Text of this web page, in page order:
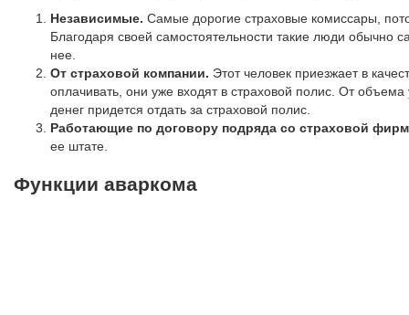
Независимые. Самые дорогие страховые комиссары,
Благодаря своей самостоятельности такие люди обычно
нее.
От страховой компании. Этот человек приезжает в
оплачивать, они уже входят в страховой полис. От
денег придется отдать за страховой полис.
Работающие по договору подряда со страховой
ее штате.
Функции аваркома